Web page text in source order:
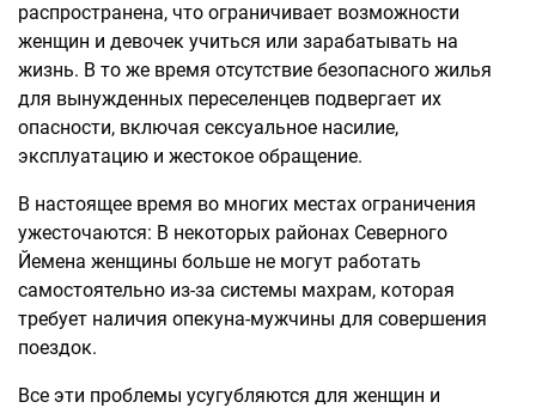
распространена, что ограничивает возможности
женщин и девочек учиться или зарабатывать на
жизнь. В то же время отсутствие безопасного жилья
для вынужденных переселенцев подвергает их
опасности, включая сексуальное насилие,
эксплуатацию и жестокое обращение.
В настоящее время во многих местах ограничения
ужесточаются: В некоторых районах Северного
Йемена женщины больше не могут работать
самостоятельно из-за системы махрам, которая
требует наличия опекуна-мужчины для совершения
поездок.
Все эти проблемы усугубляются для женщин и